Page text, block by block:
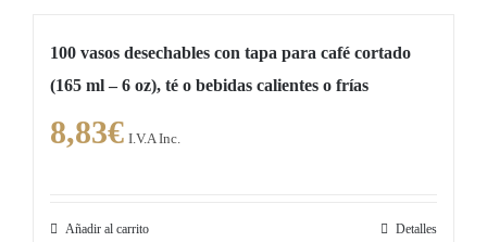
100 vasos desechables con tapa para café cortado
(165 ml – 6 oz), té o bebidas calientes o frías
8,83€ I.V.A Inc.
Añadir al carrito Detalles